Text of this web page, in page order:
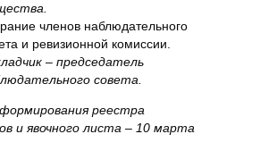
членов наблюдательного
и ревизионной комиссии.
– председатель
совета.
реестра
и явочного листа – 10 марта